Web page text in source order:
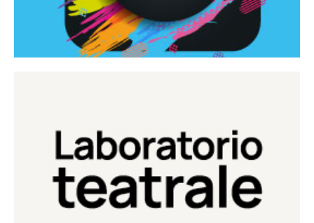
Laboratorio Teatrale
Laboratorio di teatro del Teatro Eduardo de Filippo
Continua